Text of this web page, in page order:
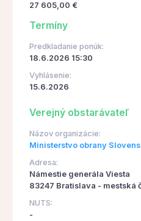
27 605,00 €
Termíny
Predkladanie ponúk:
18.6.2026 15:30
Vyhlásenie:
15.6.2026
Verejný obstarávateľ
Názov organizácie:
Ministerstvo obrany
Adresa:
Námestie generála Viesta
83247 Bratislava - mestská
NUTS:
-